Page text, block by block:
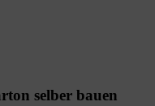
selber bauen